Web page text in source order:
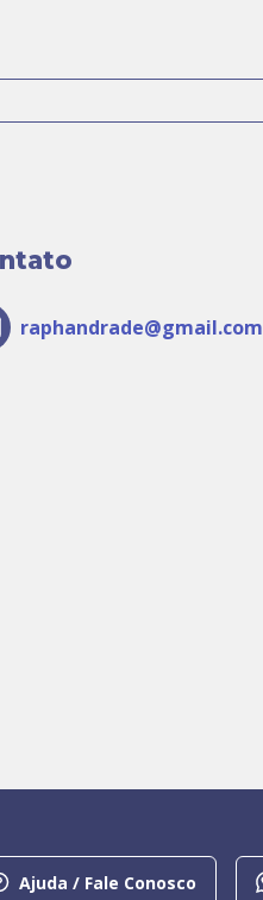
Rio de Janeiro.
raphandrade@gmail.com
Ajuda / Fale Conosco